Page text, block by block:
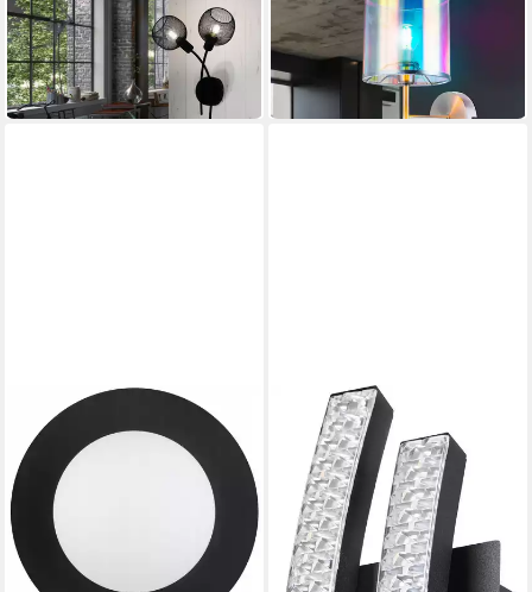
LED Wandleuchte Wrington 1
25,95 € UVP50,90 €
-49%
in 5-6 Werktagen bei dir
Wandleuchte
33,99 € UVP 44,99 €
-24%
in 6-7 Werktagen bei dir